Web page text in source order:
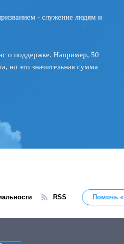
- служение людям и
о поддержке. Например, 50
но это значительная сумма
RSS Помочь